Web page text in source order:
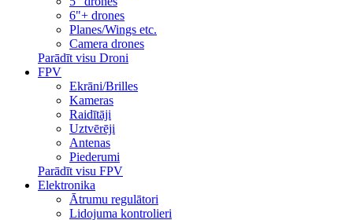
6"+ drones
Planes/Wings etc.
Camera drones
Parādīt visu Droni
FPV
Ekrāni/Brilles
Kameras
Raidītāji
Uztvērēji
Antenas
Piederumi
Parādīt visu FPV
Elektronika
Ātrumu regulātori
Lidojuma kontrolieri